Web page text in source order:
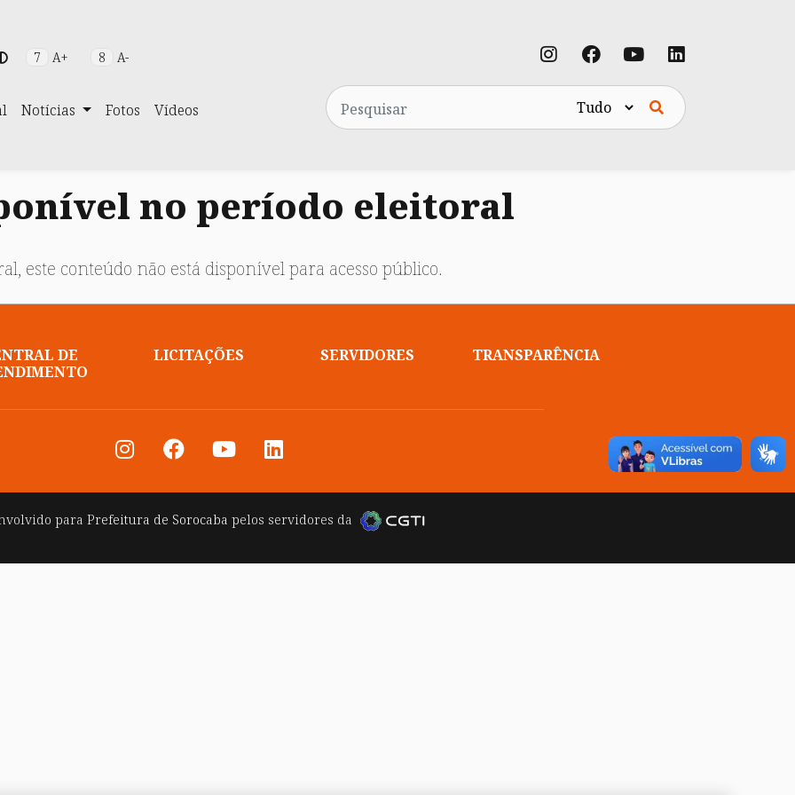
7 A+ 8 A-
Notícias Fotos Vídeos
Pesquisa
no período eleitoral
este conteúdo não está disponível para acesso público.
DE
LICITAÇÕES SERVIDORES TRANSPARÊNCIA
paraPrefeitura de Sorocaba pelos servidores da